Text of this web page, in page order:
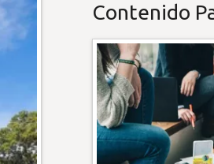
Contenido